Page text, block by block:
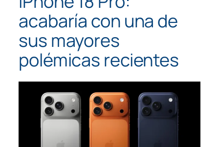
acabaría con una de
sus mayores
polémicas recientes